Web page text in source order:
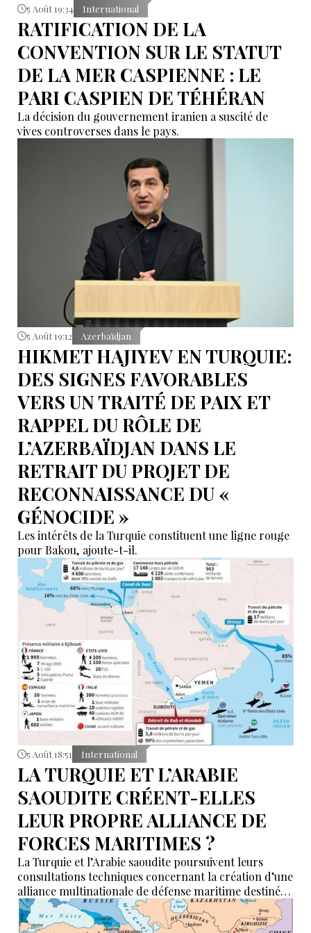
5 Août 19:34 International
RATIFICATION DE LA
CONVENTION SUR LE STATUT
DE LA MER CASPIENNE : LE
PARI CASPIEN DE TÉHÉRAN
La décision du gouvernement iranien a suscité de
vives controverses dans le pays.
5 Août 19:12 Azerbaïdjan
HIKMET HAJIYEV EN TURQUIE:
DES SIGNES FAVORABLES
VERS UN TRAITÉ DE PAIX ET
RAPPEL DU RÔLE DE
L’AZERBAÏDJAN DANS LE
RETRAIT DU PROJET DE
RECONNAISSANCE DU «
GÉNOCIDE »
Les intérêts de la Turquie constituent une ligne rouge
pour Bakou, ajoute-t-il.
5 Août 18:51 International
LA TURQUIE ET L’ARABIE
SAOUDITE CRÉENT-ELLES
LEUR PROPRE ALLIANCE DE
FORCES MARITIMES ?
La Turquie et l’Arabie saoudite poursuivent leurs
consultations techniques concernant la création d’une
alliance multinationale de défense maritime destinée
à garantir la sécurité de la navigation en mer Rouge,
dans le détroit de Bab el-Mandeb et dans le golfe